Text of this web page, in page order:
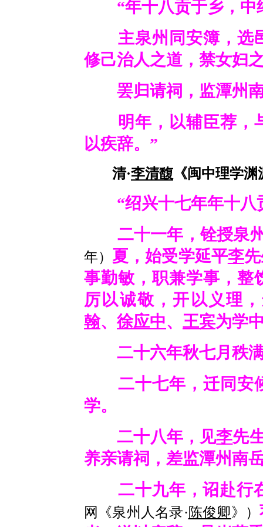
“年十八贡于乡，中
主泉州同安簿，选
修己治人之道，禁女妇
罢归请祠，监潭州
明年，以辅臣荐，
以疾辞。”
清·李清馥 《闽中理学渊
“绍兴十七年年十八
二十一年，铨授泉州
年） 夏，始受学延平李
事勤敏，职兼学事，整
厉以诚敬，开以义理
翰、 徐应中、 王宾为学
二十六年秋七月秩满
二十七年，迁同安
学。
二十八年，见李先
养亲请祠，差监潭州南
二十九年，诏赴行
网《泉州人名录·陈俊卿》）